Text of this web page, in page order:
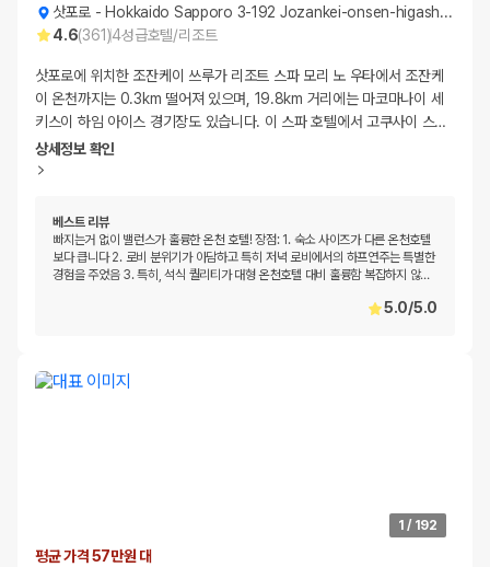
삿포로 - Hokkaido Sapporo 3-192 Jozankei-onsen-higashi Minami-ku
4.6(361)4성급호텔/리조트
삿포로에 위치한 조잔케이 쓰루가 리조트 스파 모리 노 우타에서 조잔케
이 온천까지는 0.3km 떨어져 있으며, 19.8km 거리에는 마코마나이 세
키스이 하임 아이스 경기장도 있습니다. 이 스파 호텔에서 고쿠사이 스…
상세정보 확인
베스트 리뷰
빠지는거 없이 밸런스가 훌륭한 온천 호텔! 장점: 1. 숙소 사이즈가 다른 온천호텔
보다 큽니다 2. 로비 분위기가 아담하고 특히 저녁 로비에서의 하프연주는 특별한
경험을 주었음 3. 특히, 석식 퀄리티가 대형 온천호텔 대비 훌륭함 복잡하지 않…
5.0/5.0
1 / 192
평균 가격 57만원 대